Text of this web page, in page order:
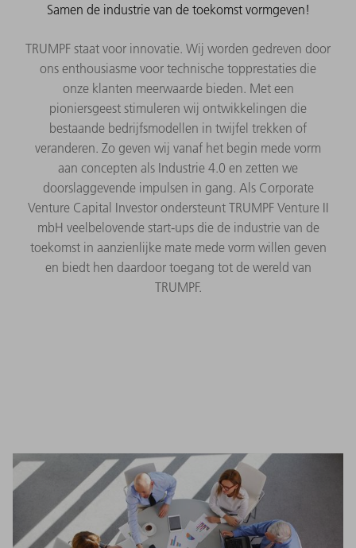
Samen de industrie van de toekomst vormgeven!
TRUMPF staat voor innovatie. Wij worden gedreven door
ons enthousiasme voor technische topprestaties die
onze klanten meerwaarde bieden. Met een
pioniersgeest stimuleren wij ontwikkelingen die
bestaande bedrijfsmodellen in twijfel trekken of
veranderen. Zo geven wij vanaf het begin mede vorm
aan concepten als Industrie 4.0 en zetten we
doorslaggevende impulsen in gang. Als Corporate
Venture Capital Investor ondersteunt TRUMPF Venture II
mbH veelbelovende start-ups die de industrie van de
toekomst in aanzienlijke mate mede vorm willen geven
en biedt hen daardoor toegang tot de wereld van
TRUMPF.